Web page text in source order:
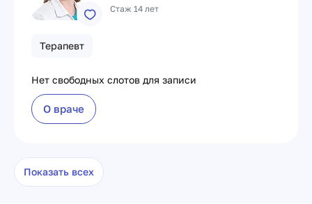
Стаж 14 лет
Терапевт
Нет свободных слотов для записи
О враче
Показать всех